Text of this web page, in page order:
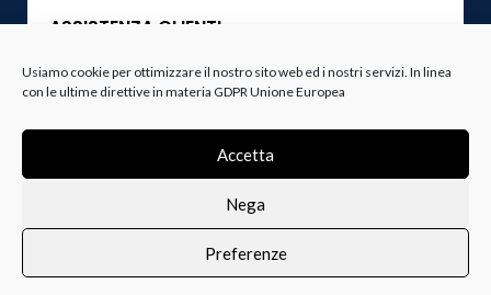
Usiamo cookie per ottimizzare il nostro sito web ed i nostri servizi. In linea
con le ultime direttive in materia GDPR Unione Europea
Accetta
Nega
Preferenze
ASSISTENZA CLIENTI
Servizio Clienti
Spedizioni
Resi e Recessi
Termini e Condizioni